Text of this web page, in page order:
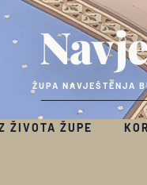
ŽUPA NAVJEŠTENJA
ŽIVOTA ŽUPE